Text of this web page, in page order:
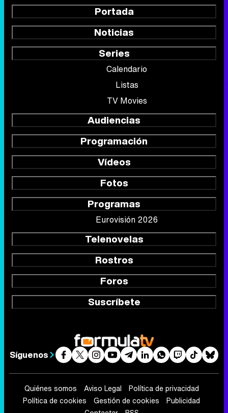
Portada
Noticias
Series
Calendario
Listas
TV Movies
Audiencias
Programación
Vídeos
Fotos
Programas
Eurovisión 2026
Telenovelas
Rostros
Foros
Suscríbete
Síguenos
Quiénes somos Aviso Legal
Política de privacidad
Política de cookies
Gestión de cookies
Publicidad